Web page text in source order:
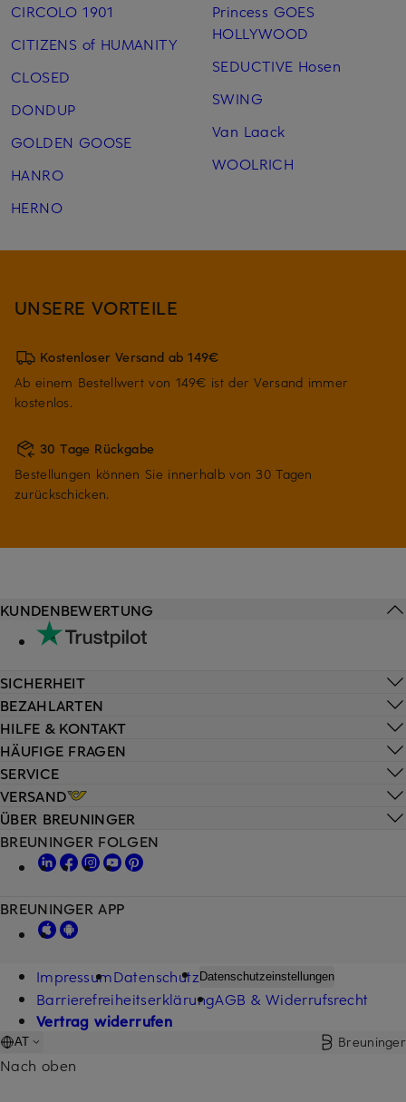
CIRCOLO 1901
CITIZENS of HUMANITY
CLOSED
DONDUP
GOLDEN GOOSE
HANRO
HERNO
Princess GOES
HOLLYWOOD
SEDUCTIVE Hosen
SWING
Van Laack
WOOLRICH
UNSERE VORTEILE
Kostenloser Versand ab 149€
Ab einem Bestellwert von 149€ ist der Versand immer
kostenlos.
30 Tage Rückgabe
Bestellungen können Sie innerhalb von 30 Tagen
zurückschicken.
HILFE & KONTAKT
HÄUFIGE FRAGEN
SERVICE
VERSAND
KUNDENBEWERTUNG
SICHERHEIT
BEZAHLARTEN
ÜBER BREUNINGER
BREUNINGER FOLGEN
BREUNINGER APP
ImpressumDatenschutz Datenschutzeinstellungen
BarrierefreiheitserklärungAGB & Widerrufsrecht
Vertrag widerrufen
AT Breuninger
Nach oben